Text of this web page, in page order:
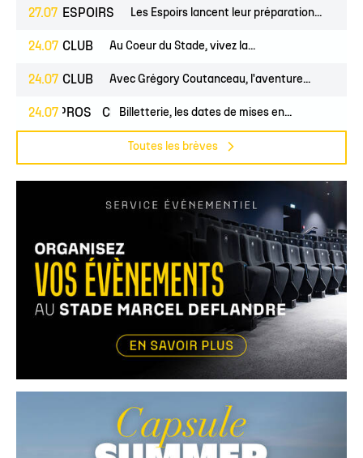
27.07 ESPOIRS Les Espoirs lancent leur préparation...
24.07 CLUB Au Coeur du Stade, vivez la...
24.07 CLUB Avec Grégory Coutanceau, l'aventure...
24.07PROS CLUBBilletterie, les dates de mises en...
Toutes les brèves